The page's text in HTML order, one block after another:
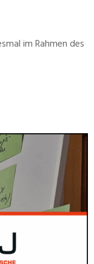
im Rahmen des